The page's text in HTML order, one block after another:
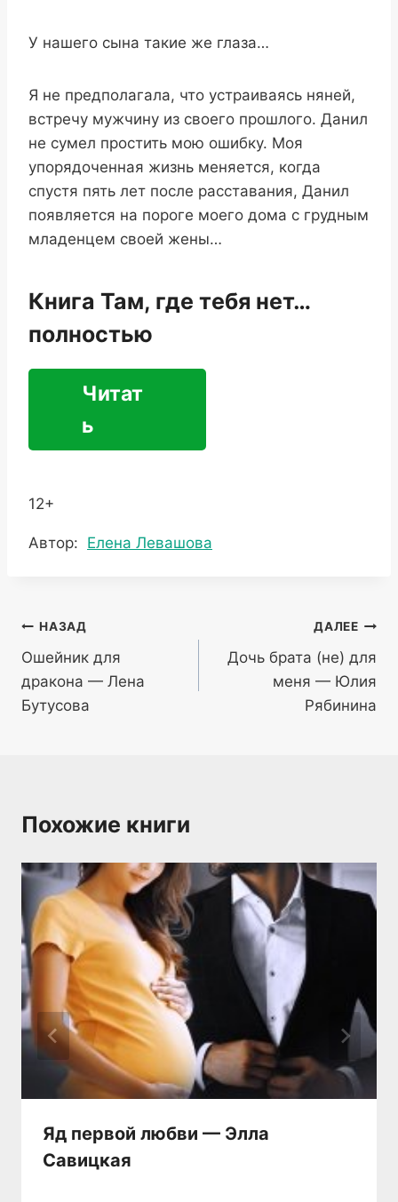
У нашего сына такие же глаза…
Я не предполагала, что устраиваясь няней,
встречу мужчину из своего прошлого. Данил
не сумел простить мою ошибку. Моя
упорядоченная жизнь меняется, когда
спустя пять лет после расставания, Данил
появляется на пороге моего дома с грудным
младенцем своей жены…
Книга Там, где тебя нет…
полностью
Читат
ь
12+
Метки
Автор: Елена Левашова
Навигация
по
записям
НАЗАД
Ошейник для
дракона — Лена
Бутусова
ДАЛЕЕ
Дочь брата (не) для
меня — Юлия
Рябинина
Похожие книги
Яд первой любви — Элла
Савицкая